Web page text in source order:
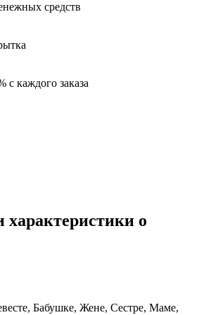
средств
с каждого заказа
о
Бабушке, Жене, Сестре, Маме,